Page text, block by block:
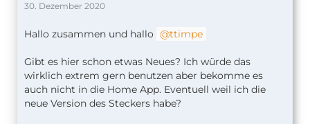
30. Dezember 2020
Hallo zusammen und hallo ttimpe
Gibt es hier schon etwas Neues? Ich würde das
wirklich extrem gern benutzen aber bekomme es
auch nicht in die Home App. Eventuell weil ich die
neue Version des Steckers habe?